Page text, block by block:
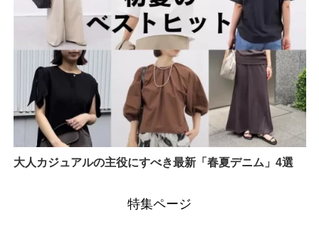
大人カジュアルの主役にすべき最新「春夏デニム」4選
特集ページ